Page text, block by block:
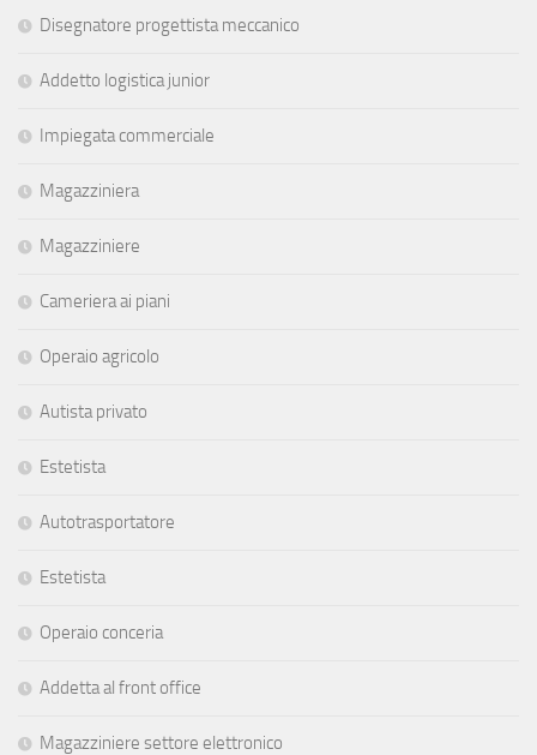
Disegnatore progettista meccanico
Addetto logistica junior
Impiegata commerciale
Magazziniera
Magazziniere
Cameriera ai piani
Operaio agricolo
Autista privato
Estetista
Autotrasportatore
Estetista
Operaio conceria
Addetta al front office
Magazziniere settore elettronico